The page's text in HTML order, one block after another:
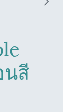
นสี